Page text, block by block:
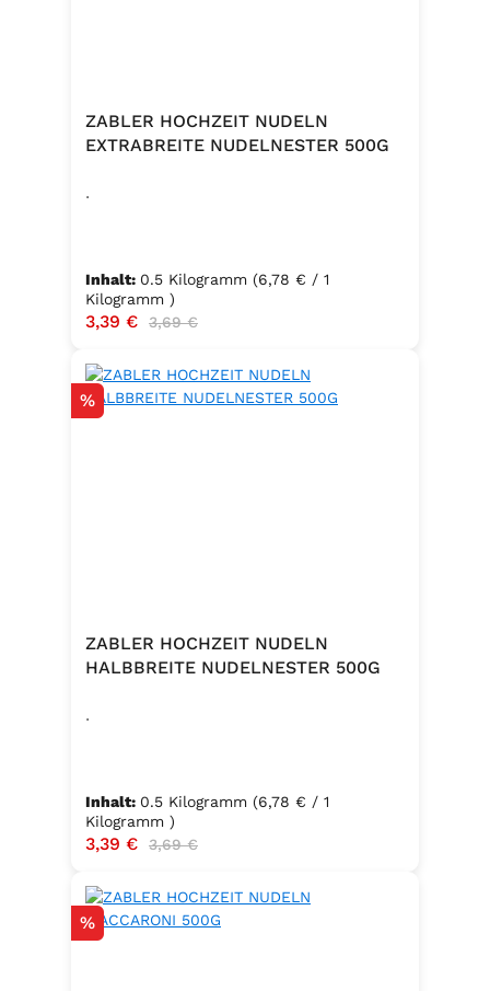
ZABLER HOCHZEIT NUDELN
EXTRABREITE NUDELNESTER 500G
.
Inhalt: 0.5 Kilogramm (6,78 € / 1
Kilogramm )
Verkaufspreis:
3,39 € Regulärer Preis:
3,69 €
Rabatt
%
ZABLER HOCHZEIT NUDELN
HALBBREITE NUDELNESTER 500G
.
Inhalt: 0.5 Kilogramm (6,78 € / 1
Kilogramm )
Verkaufspreis:
3,39 € Regulärer Preis:
3,69 €
Rabatt
%